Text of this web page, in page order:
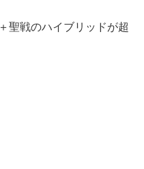
聖戦のハイブリッドが超